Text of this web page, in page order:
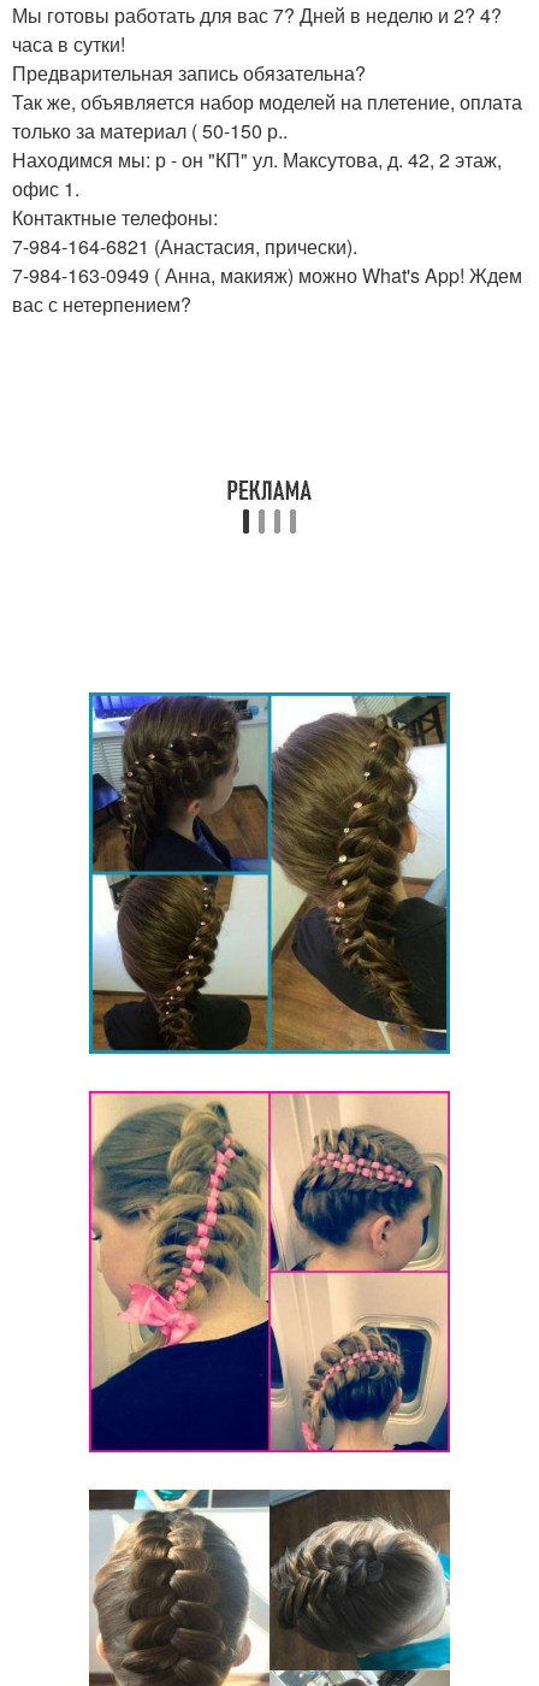
Мы готовы работать для вас 7? Дней в неделю и 2? 4?
часа в сутки!
Предварительная запись обязательна?
Так же, объявляется набор моделей на плетение, оплата
только за материал ( 50-150 р..
Находимся мы: р - он "КП" ул. Максутова, д. 42, 2 этаж,
офис 1.
Контактные телефоны:
7-984-164-6821 (Анастасия, прически).
7-984-163-0949 ( Анна, макияж) можно What's App! Ждем
вас с нетерпением?